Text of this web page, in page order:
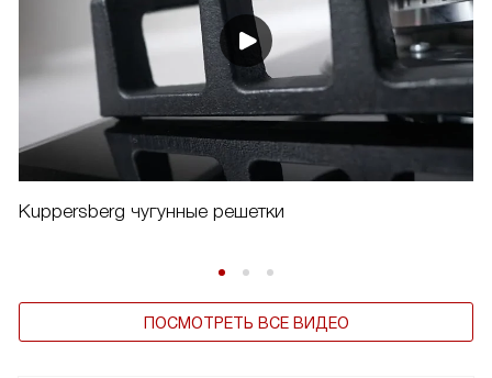
Kuppersberg чугунные решетки
ПОСМОТРЕТЬ ВСЕ ВИДЕО